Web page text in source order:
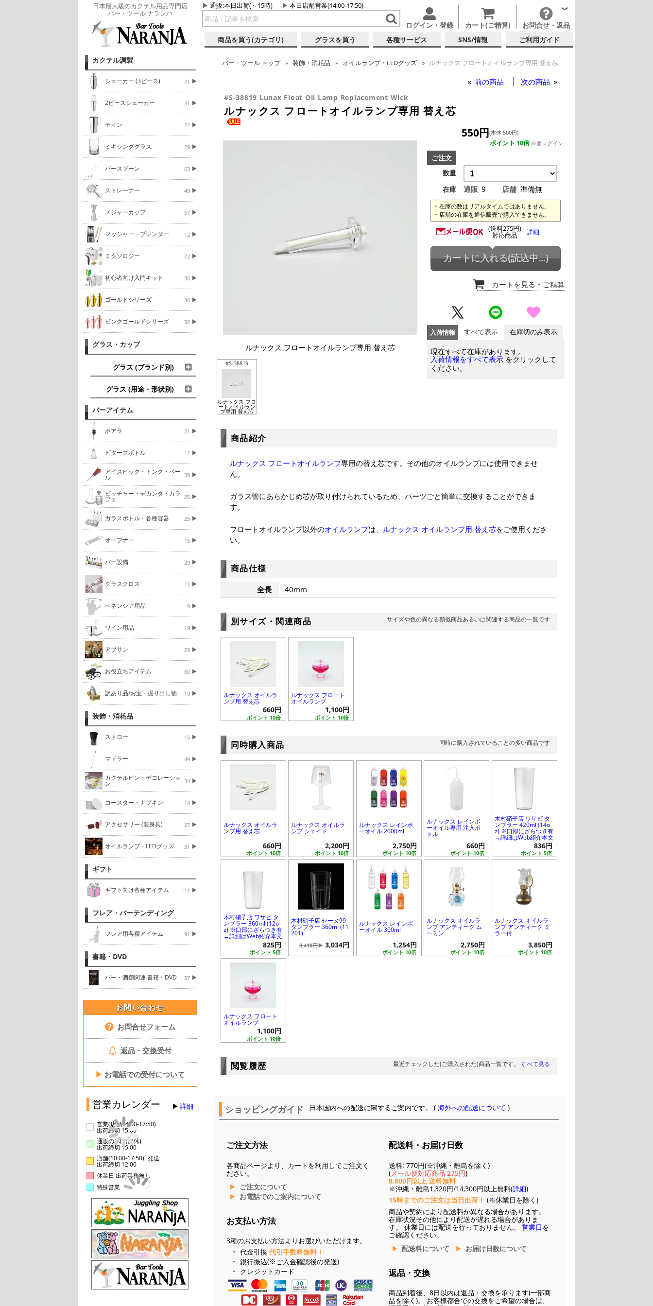
日本最大級のカクテル用品専門店
バー・ツール ナランハ
通販:本日出荷(～15時) 本日店舗営業(14:00-17:50)
ログイン・登録 カート(ご精算) お問合せ・返品
商品を買う(カテゴリ) グラスを買う 各種サービス SNS/情報 ご利用ガイド
カクテル調製
シェーカー (3ピース) 71
2ピースシェーカー 31
ティン 22
ミキシンググラス 29
バースプーン 63
ストレーナー 49
メジャーカップ 57
マッシャー・ブレンダー 12
ミクソロジー 72
初心者向け入門キット 36
ゴールドシリーズ 36
ピンクゴールドシリーズ 32
グラス・カップ
グラス (ブランド別)
グラス (用途・形状別)
バーアイテム
ポアラ 21
ビターズボトル 12
アイスピック・トング・ペー
ル 39
ピッチャー・デカンタ・カラ
フェ 25
ガラスボトル・各種容器 25
オープナー 15
バー設備 29
グラスクロス 11
ベネンシア用品 9
ワイン用品 19
アブサン 29
お役立ちアイテム 60
訳あり品/お宝・掘り出し物 19
装飾・消耗品
ストロー 15
マドラー 49
カクテルピン・デコレーショ
ン 34
コースター・ナプキン 14
アクセサリー (装身具) 27
オイルランプ・LEDグッズ 31
ギフト
ギフト向け各種アイテム 111
フレア・バーテンディング
フレア用各種アイテム 91
書籍・DVD
バー・酒類関連 書籍・DVD 37
お問い合わせ
お問合せフォーム
返品・交換受付
▶ お電話での受付について
営業カレンダー 詳細
営業(店舗14:00-17:50)
出荷締切 15:00
通販のみ(店舗休)
出荷締切 15:00
店舗(10:00-17:50)+発送
出荷締切 12:00
休業日 出荷業務無し
特殊営業
バー・ツール トップ 装飾・消耗品 オイルランプ・LEDグッズ ルナックス フロートオイルランプ専用 替え芯
前の商品 次の商品
#S-38819 Lunax Float Oil Lamp Replacement Wick
ルナックス フロートオイルランプ専用 替え芯
ルナックス フロートオイルランプ専用 替え芯
#S-38819
ルナックス フロ
ートオイルラン
プ専用 替え芯
550円(本体 500円)
ポイント 10倍 ※要ログイン
ご注文
数量
在庫
通販 9 店舗 準備無
在庫の数はリアルタイムではありません。
店舗の在庫を通信販売で購入できません。
(送料275円)
対応商品 詳細
カートに入れる(読込中...)
カートを見る ・ご精算
入荷情報 すべて表示 在庫切のみ表示
現在すべて在庫があります。
入荷情報をすべて表示 をクリックして
ください。
商品紹介
ルナックス フロートオイルランプ専用の替え芯です。その他のオイルランプには使用できませ
ん。
ガラス管にあらかじめ芯が取り付けられているため、パーツごと簡単に交換することができま
す。
フロートオイルランプ以外のオイルランプは、 ルナックス オイルランプ用 替え芯をご使用くださ
い。
商品仕様
全長 40mm
別サイズ・関連商品 サイズや色の異なる類似商品あるいは関連する商品の一覧です
ルナックス オイルラ
ンプ用 替え芯
ポイント 10倍
660円
ルナックス フロート
オイルランプ
ポイント 10倍
1,100円
同時購入商品 同時に購入されていることの多い商品です
ルナックス オイルラ
ンプ用 替え芯
ポイント 10倍
660円
ルナックス オイルラ
ンプ シェイド
ポイント 10倍
2,200円
ルナックス レインボ
ーオイル 2000ml
ポイント 10倍
2,750円
ルナックス レインボ
ーオイル専用 注入ボ
トル
ポイント 10倍
660円
木村硝子店 ワサビ タ
ンブラー 420ml (14o
z) ※口部にざらつき有
→詳細はWeb紹介本文
ポイント 5倍
836円
木村硝子店 ワサビ タ
ンブラー 360ml (12o
z) ※口部にざらつき有
→詳細はWeb紹介本文
ポイント 5倍
825円
木村硝子店 セーヌ99
タンブラー 360ml (11
201)
3,410円▶ 3,034円
ルナックス レインボ
ーオイル 300ml
ポイント 10倍
1,254円
ルナックス オイルラ
ンプ アンティーク ム
ーミン
ポイント 10倍
2,750円
ルナックス オイルラ
ンプ アンティーク ミ
ラー付
ポイント 10倍
3,850円
ルナックス フロート
オイルランプ
ポイント 10倍
1,100円
閲覧履歴 最近チェックした(ご購入された)商品一覧です。 すべて見る
ショッピングガイド 日本国内への配送に関するご案内です。 (海外への配送について )
ご注文方法
各商品ページより、カートを利用してご注文く
ださい。
ご注文について
お電話でのご案内について
お支払い方法
3種のお支払い方法よりお選びいただけます。
代金引換 代引手数料無料！
銀行振込(※ご入金確認後の発送)
クレジットカード
配送料・お届け日数
送料: 770円(※沖縄・離島を除く)
( メール便対応商品 275円)
8,800円以上 送料無料
※沖縄・離島1,320円/14,300円以上無料(詳細)
15時までのご注文は当日出荷！ (※休業日を除く)
商品や契約により配送料が異なる場合があります。
在庫状況その他により配送が遅れる場合がありま
す。 休業日には配送を行っておりません。 営業日を
ご確認ください。
配送料について
お届け日数について
返品・交換
商品到着後、8日以内は返品・交換を承ります(一部商
品を除く)。 お客様都合での交換をご希望の場合は、